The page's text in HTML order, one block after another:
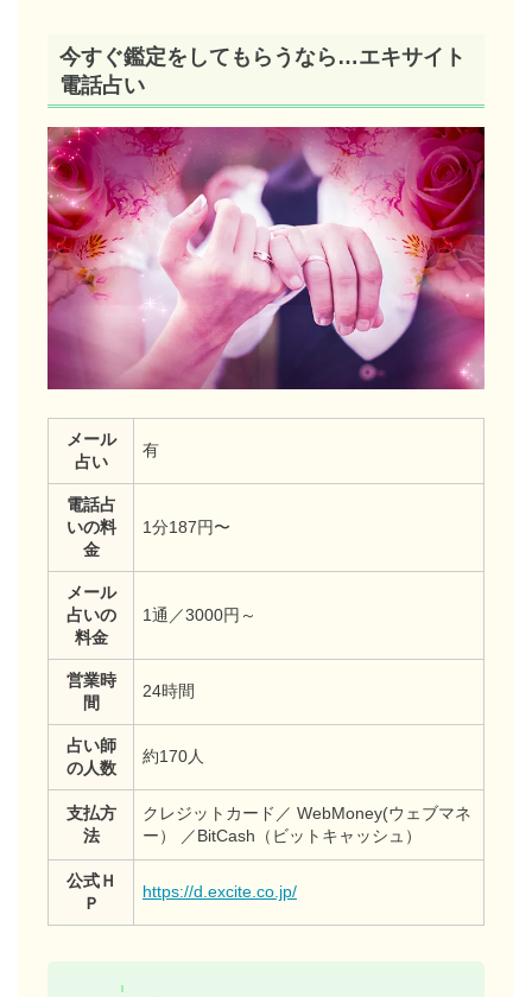
今すぐ鑑定をしてもらうなら…エキサイト
電話占い
メール
占い
有
電話占
いの料
金
1分187円〜
メール
占いの
料金
1通／3000円～
営業時
間
24時間
占い師
の人数
約170人
支払方
法
クレジットカード／ WebMoney(ウェブマネ
ー） ／BitCash（ビットキャッシュ）
公式Ｈ
Ｐ
https://d.excite.co.jp/